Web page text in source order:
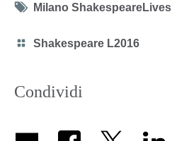
Tag
Milano ShakespeareLives
Category
Shakespeare L2016
Condividi